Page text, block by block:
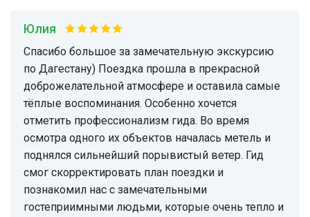
Юлия
Спасибо большое за замечательную экскурсию
по Дагестану) Поездка прошла в прекрасной
доброжелательной атмосфере и оставила самые
тёплые воспоминания. Особенно хочется
отметить профессионализм гида. Во время
осмотра одного их объектов началась метель и
поднялся сильнейший порывистый ветер. Гид
смог скорректировать план поездки и
познакомил нас с замечательными
гостеприимными людьми, которые очень тепло и